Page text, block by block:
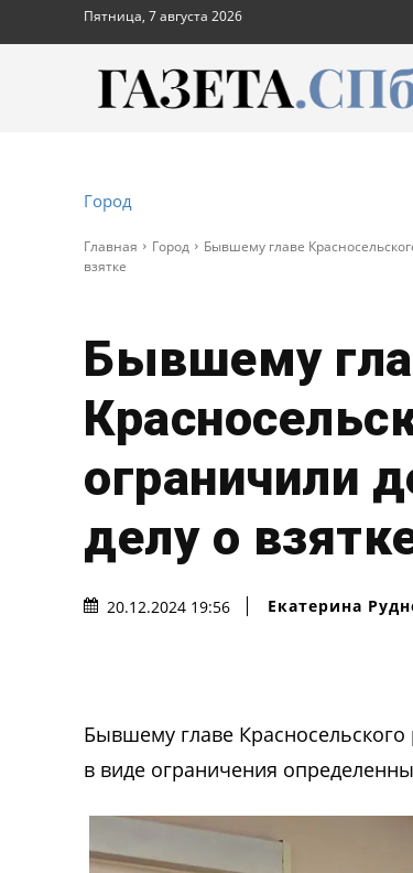
Пятница, 7 августа 2026
Город
Главная Город
Бывшему главе
взятке
Бывшему
ограничили
делу о
20.12.2024 19:56 Екатерина
Бывшему главе
в виде ограничения